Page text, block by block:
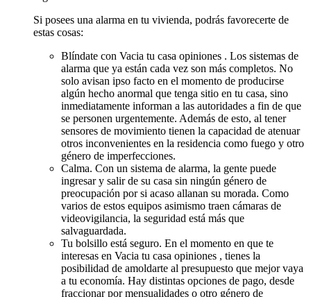
Si posees una alarma en tu vivienda, podrás favorecerte de
estas cosas:
Blíndate con Vacia tu casa opiniones . Los sistemas de
alarma que ya están cada vez son más completos. No
solo avisan ipso facto en el momento de producirse
algún hecho anormal que tenga sitio en tu casa, sino
inmediatamente informan a las autoridades a fin de que
se personen urgentemente. Además de esto, al tener
sensores de movimiento tienen la capacidad de atenuar
otros inconvenientes en la residencia como fuego y otro
género de imperfecciones.
Calma. Con un sistema de alarma, la gente puede
ingresar y salir de su casa sin ningún género de
preocupación por si acaso allanan su morada. Como
varios de estos equipos asimismo traen cámaras de
videovigilancia, la seguridad está más que
salvaguardada.
Tu bolsillo está seguro. En el momento en que te
interesas en Vacia tu casa opiniones , tienes la
posibilidad de amoldarte al presupuesto que mejor vaya
a tu economía. Hay distintas opciones de pago, desde
fraccionar por mensualidades o otro género de